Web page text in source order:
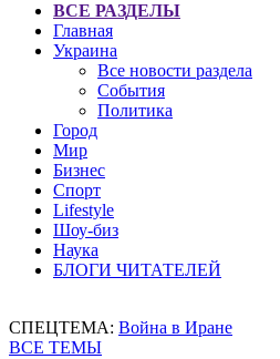
ВСЕ РАЗДЕЛЫ
Главная
Украина
Все новости раздела
События
Политика
Город
Мир
Бизнес
Спорт
Lifestyle
Шоу-биз
Наука
БЛОГИ ЧИТАТЕЛЕЙ
СПЕЦТЕМА: Война в Иране
ВСЕ ТЕМЫ